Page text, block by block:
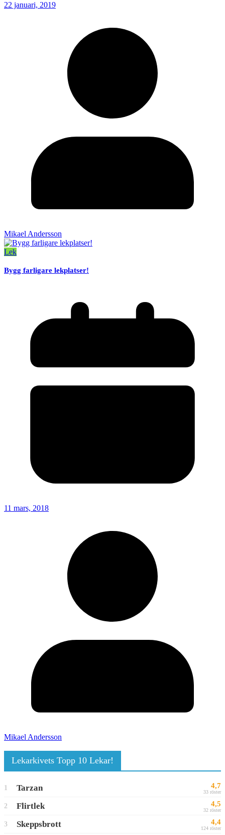
22 januari, 2019
Mikael Andersson
Lek
Bygg farligare lekplatser!
11 mars, 2018
Mikael Andersson
Lekarkivets Topp 10 Lekar!
1 Tarzan 4,7
33 röster
2 Flirtlek 4,5
32 röster
3 Skeppsbrott 4,4
124 röster